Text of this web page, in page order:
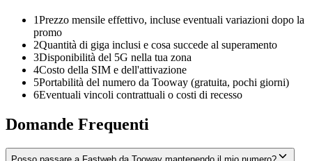
1Prezzo mensile effettivo, incluse eventuali variazioni dopo la
promo
2Quantità di giga inclusi e cosa succede al superamento
3Disponibilità del 5G nella tua zona
4Costo della SIM e dell'attivazione
5Portabilità del numero da Tooway (gratuita, pochi giorni)
6Eventuali vincoli contrattuali o costi di recesso
Domande Frequenti